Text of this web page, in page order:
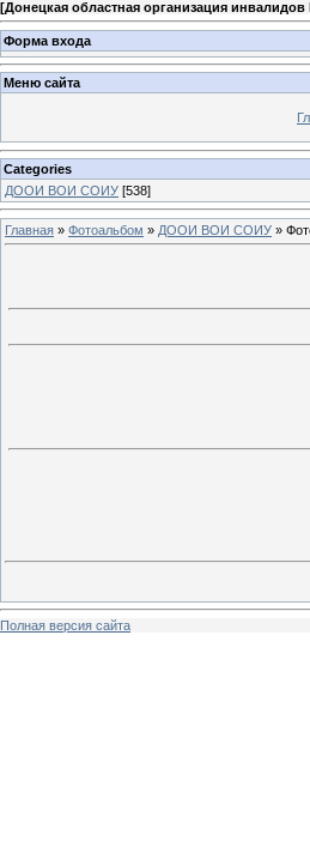
[Донецкая областная организация
Форма входа
Меню сайта
Categories
ДООИ ВОИ СОИУ [538]
Главная » Фотоальбом » ДООИ ВОИ СОИУ »
Полная версия сайта